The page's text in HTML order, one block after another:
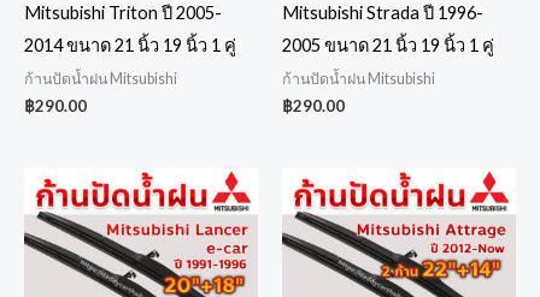
Mitsubishi Triton ปี 2005-
2014 ขนาด 21 นิ้ว 19 นิ้ว 1 คู่
ก้านปัดน้ำฝน Mitsubishi
฿290.00
Mitsubishi Strada ปี 1996-
2005 ขนาด 21 นิ้ว 19 นิ้ว 1 คู่
ก้านปัดน้ำฝน Mitsubishi
฿290.00